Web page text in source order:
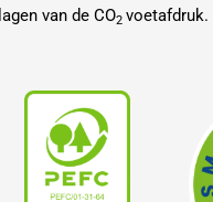
van de CO2 voetafdruk.